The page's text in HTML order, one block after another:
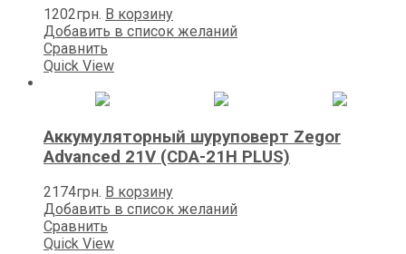
1202грн. В корзину
Добавить в список желаний
Сравнить
Quick View
Аккумуляторный шуруповерт Zegor
Advanced 21V (CDA-21H PLUS)
2174грн. В корзину
Добавить в список желаний
Сравнить
Quick View